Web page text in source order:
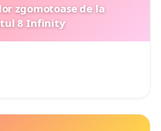
zgomotoase de la
8 Infinity